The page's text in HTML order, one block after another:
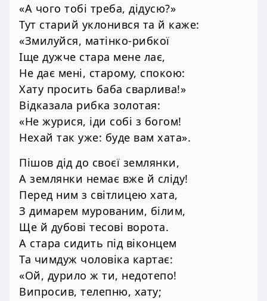
«А чого тобі треба, дідусю?»
Тут старий уклонився та й каже:
«Змилуйся, матінко-рибкої
Іще дужче стара мене лає,
Не дає мені, старому, спокою:
Хату просить баба сварлива!»
Відказала рибка золотая:
«Не журися, іди собі з богом!
Нехай так уже: буде вам хата».
Пішов дід до своєї землянки,
А землянки немає вже й сліду!
Перед ним з світлицею хата,
З димарем мурованим, білим,
Ще й дубові тесові ворота.
А стара сидить під віконцем
Та чимдуж чоловіка картає:
«Ой, дурило ж ти, недотепо!
Випросив, телепню, хату;